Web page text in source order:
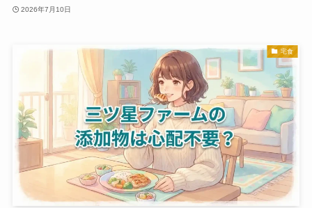
2026年7月10日
宅食